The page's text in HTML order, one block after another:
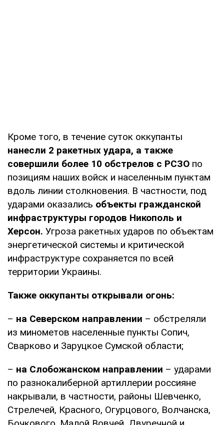
Кроме того, в течение суток оккупанты
нанесли 2 ракетных удара, а также
совершили более 10 обстрелов с РСЗО по
позициям наших войск и населенным пунктам
вдоль линии столкновения. В частности, под
ударами оказались объекты гражданской
инфраструктуры городов Никополь и
Херсон. Угроза ракетных ударов по объектам
энергетической системы и критической
инфраструктуре сохраняется по всей
территории Украины.
Также оккупанты открывали огонь:
– на Северском направлении – обстреляли
из минометов населенные пункты Сопич,
Сварково и Заруцкое Сумской области;
– на Слобожанском направлении – ударами
по разнокалиберной артиллерии россияне
накрывали, в частности, районы Шевченко,
Стрелечей, Красного, Огурцового, Волчанска,